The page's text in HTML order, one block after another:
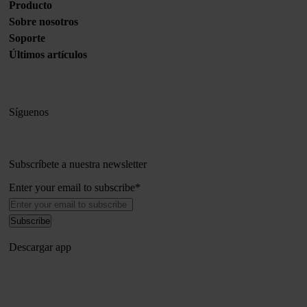
Producto
Sobre nosotros
Soporte
Últimos artículos
Síguenos
Subscríbete a nuestra newsletter
Enter your email to subscribe*
Descargar app